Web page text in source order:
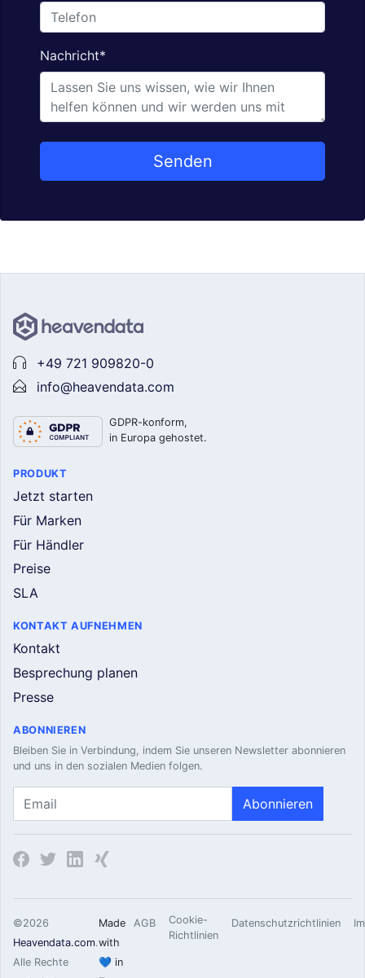
Nachricht*
Senden
+49 721 909820-0
info@heavendata.com
GDPR-konform,
in Europa gehostet.
PRODUKT
Jetzt starten
Für Marken
Für Händler
Preise
SLA
KONTAKT AUFNEHMEN
Kontakt
Besprechung planen
Presse
ABONNIEREN
Bleiben Sie in Verbindung, indem Sie unseren Newsletter abonnieren
und uns in den sozialen Medien folgen.
Abonnieren
©2026
Heavendata.com.
Alle Rechte
Made
with
💙 in
AGB
Cookie-
Richtlinien
Datenschutzrichtlinien